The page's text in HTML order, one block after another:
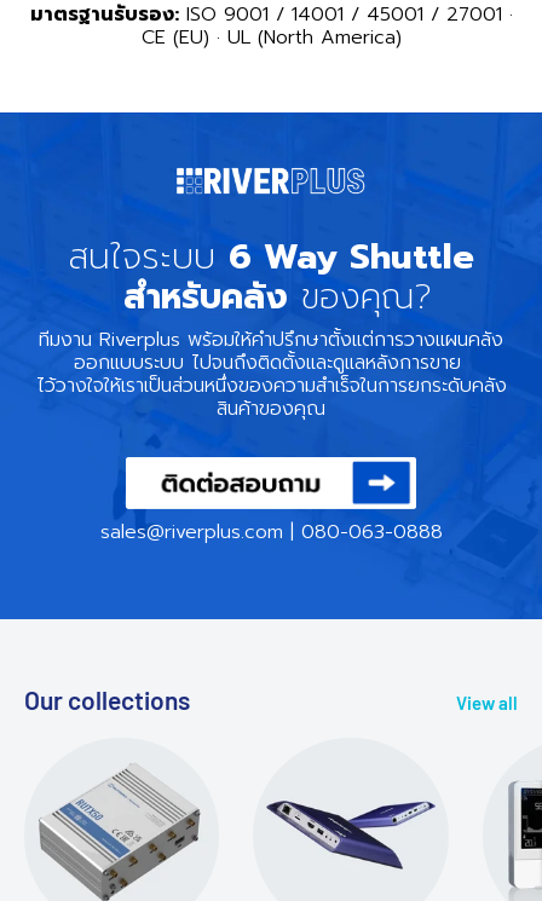
มาตรฐานรับรอง:ISO 9001 / 14001 / 45001 / 27001 ·
CE (EU) · UL (North America)
สนใจระบบ 6 Way Shuttle
สำหรับคลัง ของคุณ?
ทีมงาน Riverplus พร้อมให้คำปรึกษาตั้งแต่การวางแผนคลัง
ออกแบบระบบ ไปจนถึงติดตั้งและดูแลหลังการขาย
ไว้วางใจให้เราเป็นส่วนหนึ่งของความสำเร็จในการยกระดับคลัง
สินค้าของคุณ
sales@riverplus.com | 080-063-0888
Our collections View all